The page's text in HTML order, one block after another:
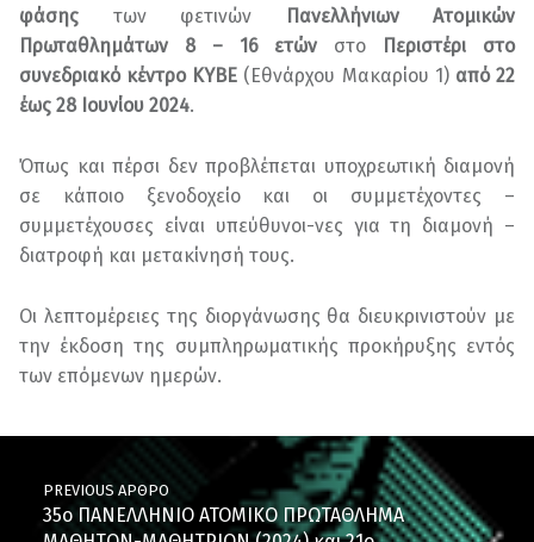
φάσης των φετινών
Πανελλήνιων Ατομικών
Πρωταθλημάτων 8 – 16 ετών στο
Περιστέρι στο
συνεδριακό κέντρο KYBE (Εθνάρχου Μακαρίου 1) από 22
έως 28 Ιουνίου 2024.
Όπως και πέρσι δεν προβλέπεται υποχρεωτική διαμονή
σε κάποιο ξενοδοχείο και οι συμμετέχοντες –
συμμετέχουσες είναι υπεύθυνοι-νες για τη διαμονή –
διατροφή και μετακίνησή τους.
Οι λεπτομέρειες της διοργάνωσης θα διευκρινιστούν με
την έκδοση της συμπληρωματικής προκήρυξης εντός
των επόμενων ημερών.
Skip back to main navigation
Post navigation
PREVIOUS ΆΡΘΡΟ
35ο ΠΑΝΕΛΛΗΝΙΟ ΑΤΟΜΙΚΟ ΠΡΩΤΑΘΛΗΜΑ